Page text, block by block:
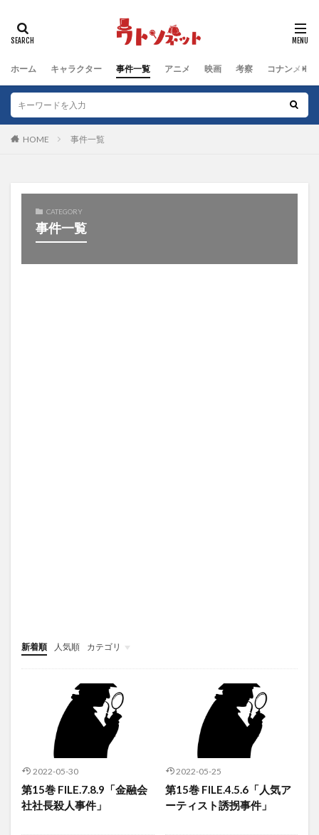
ホーム キャラクター 事件一覧 アニメ 映画 考察 コナンメモ
HOME 事件一覧
CATEGORY
事件一覧
新着順 人気順
カテゴリ
キャラクター
事件一覧
アニメ
映画
考察
コナンメモ
2022-05-30
第15巻 FILE.7.8.9「金融会
社社長殺人事件」
2022-05-25
第15巻 FILE.4.5.6「人気ア
ーティスト誘拐事件」
タグ
江戸川コナン編
被害者
群馬県警編 男性キャラクター
犯人
沖野ヨーコ編
毛利小五郎編
女性キャラクター
服部平次編
少年探偵団編
検索